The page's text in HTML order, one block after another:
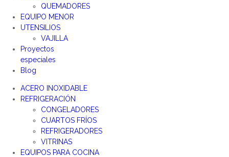
QUEMADORES
EQUIPO MENOR
UTENSILIOS
VAJILLA
Proyectos
especiales
Blog
ACERO INOXIDABLE
REFRIGERACIÓN
CONGELADORES
CUARTOS FRÍOS
REFRIGERADORES
VITRINAS
EQUIPOS PARA COCINA